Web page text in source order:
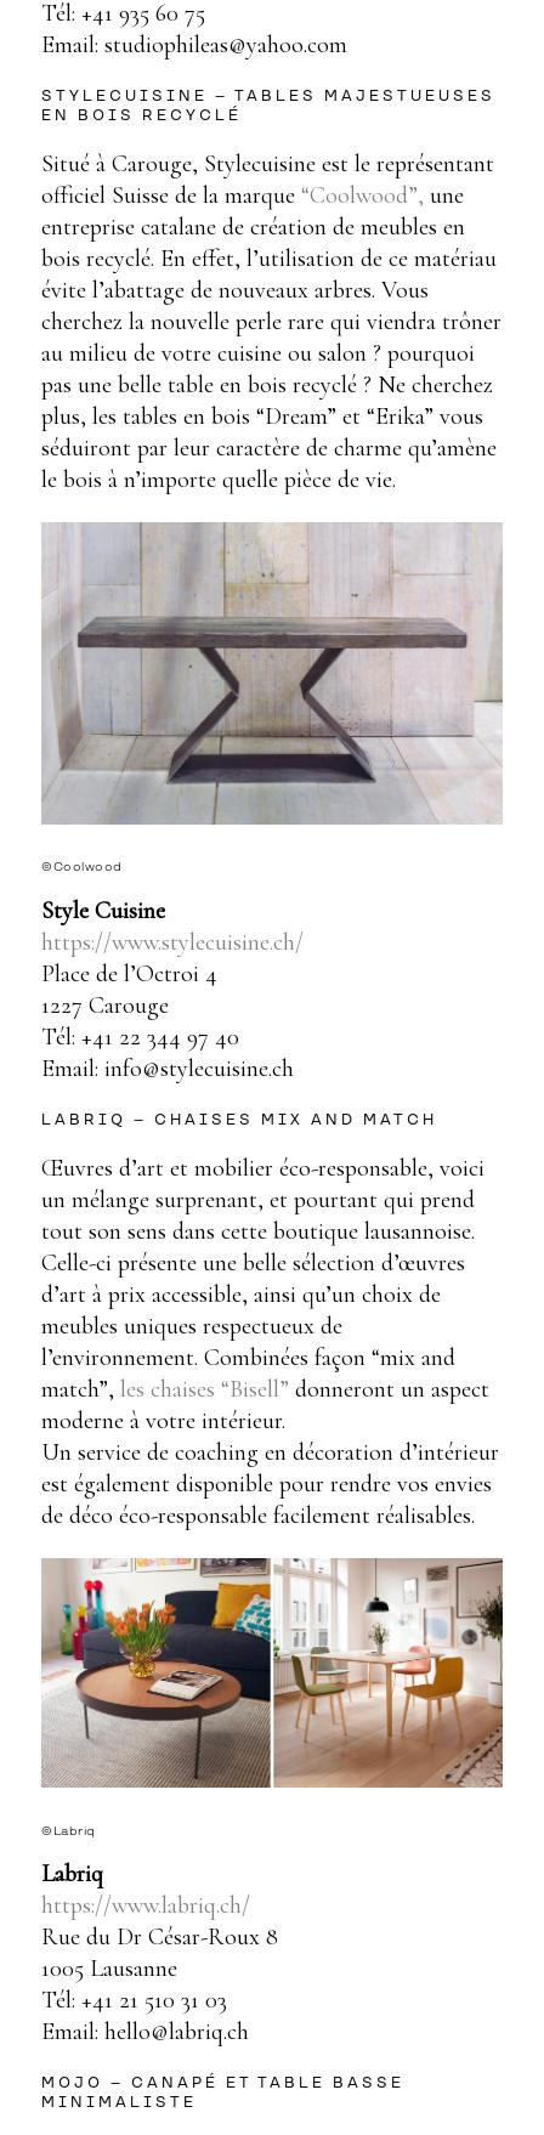
Tél: +41 935 60 75
Email: studiophileas@yahoo.com
STYLECUISINE – TABLES MAJESTUEUSES
EN BOIS RECYCLÉ
Situé à Carouge, Stylecuisine est le représentant
officiel Suisse de la marque “Coolwood”, une
entreprise catalane de création de meubles en
bois recyclé. En effet, l’utilisation de ce matériau
évite l’abattage de nouveaux arbres. Vous
cherchez la nouvelle perle rare qui viendra trôner
au milieu de votre cuisine ou salon ? pourquoi
pas une belle table en bois recyclé ? Ne cherchez
plus, les tables en bois “Dream” et “Erika” vous
séduiront par leur caractère de charme qu’amène
le bois à n’importe quelle pièce de vie.
©Coolwood
Style Cuisine
https://www.stylecuisine.ch/
Place de l’Octroi 4
1227 Carouge
Tél: +41 22 344 97 40
Email: info@stylecuisine.ch
LABRIQ – CHAISES MIX AND MATCH
Œuvres d’art et mobilier éco-responsable, voici
un mélange surprenant, et pourtant qui prend
tout son sens dans cette boutique lausannoise.
Celle-ci présente une belle sélection d’œuvres
d’art à prix accessible, ainsi qu’un choix de
meubles uniques respectueux de
l’environnement. Combinées façon “mix and
match”, les chaises “Bisell” donneront un aspect
moderne à votre intérieur.
Un service de coaching en décoration d’intérieur
est également disponible pour rendre vos envies
de déco éco-responsable facilement réalisables.
©Labriq
Labriq
https://www.labriq.ch/
Rue du Dr César-Roux 8
1005 Lausanne
Tél: +41 21 510 31 03
Email: hello@labriq.ch
MOJO – CANAPÉ ET TABLE BASSE
MINIMALISTE